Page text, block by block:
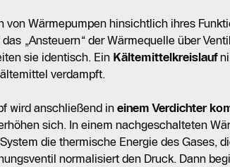
von Wärmepumpen hinsichtlich ihres
„Ansteuern“ der Wärmequelle über
sie identisch. Ein Kältemittelkreislauf
verdampft.
wird anschließend in einem Verdichter
sich. In einem nachgeschalteten
die thermische Energie des Gases,
normalisiert den Druck. Dann